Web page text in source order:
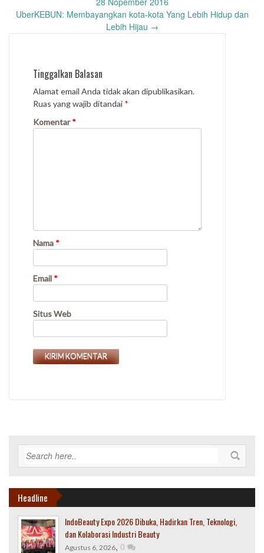
UberKEBUN: Membayangkan kota-kota Yang Lebih Hidup dan
Lebih Hijau →
Tinggalkan Balasan
Alamat email Anda tidak akan dipublikasikan.
Ruas yang wajib ditandai *
Komentar*
Nama *
Email *
Situs Web
Headline
IndoBeauty Expo 2026 Dibuka, Hadirkan Tren, Teknologi,
dan Kolaborasi Industri Beauty
Agustus 6, 2026, 0